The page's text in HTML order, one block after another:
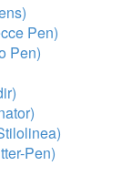
Pen)
Pen)
Pen)